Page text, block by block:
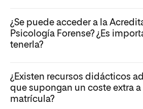
¿Se puede acceder a la
Psicología Forense? ¿Es
tenerla?
¿Existen recursos didácticos
que supongan un coste extra a
matrícula?